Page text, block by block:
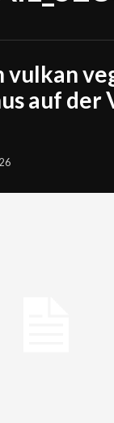
vulkan
auf der